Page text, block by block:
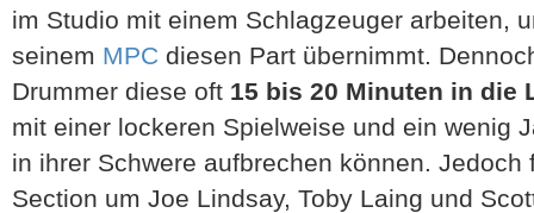
im Studio mit einem Schlagzeuger arbeiten,
seinem MPC diesen Part übernimmt.
Drummer diese oft 15 bis 20 Minuten in die
mit einer lockeren Spielweise und ein wenig
in ihrer Schwere aufbrechen können.
Section um Joe Lindsay, Toby Laing und